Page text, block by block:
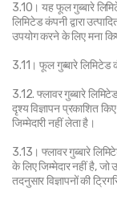
3.10। यह फूल गुब्बारे
लिमिटेड कंपनी द्वारा
उपयोग करने के लिए मना
3.11। फूल गुब्बारे लिमिटेड
3.12. फ्लावर गुब्बारे
दृश्य विज्ञापन प्रकाशित
जिम्मेदारी नहीं लेता है।
3.13। फ्लावर गुब्बारे
के लिए जिम्मेदार नहीं है, जो
तदनुसार विज्ञापनों की